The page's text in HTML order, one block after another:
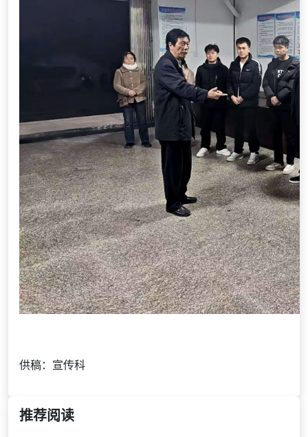
供稿：宣传科
推荐阅读